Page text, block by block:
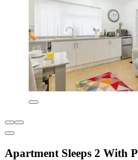
Apartment Sleeps 2 With